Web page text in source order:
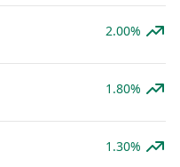
2.00%
1.80%
1.30%